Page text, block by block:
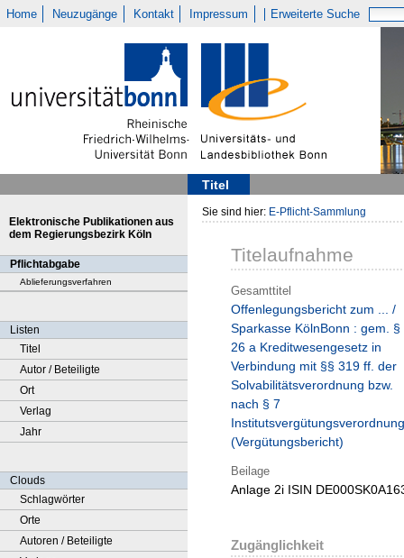
Home Neuzugänge Kontakt Impressum Erweiterte Suche
Titel
Elektronische Publikationen aus
dem Regierungsbezirk Köln
Pflichtabgabe
Ablieferungsverfahren
Listen
Titel
Autor / Beteiligte
Ort
Verlag
Jahr
Clouds
Schlagwörter
Orte
Autoren / Beteiligte
Sie sind hier: E-Pflicht-Sammlung
Titelaufnahme
Gesamttitel
Offenlegungsbericht zum ... /
Sparkasse KölnBonn : gem. §
26 a Kreditwesengesetz in
Verbindung mit §§ 319 ff. der
Solvabilitätsverordnung bzw.
nach § 7
Institutsvergütungsverordnung
(Vergütungsbericht)
Beilage
Anlage 2i ISIN
Zugänglichkeit